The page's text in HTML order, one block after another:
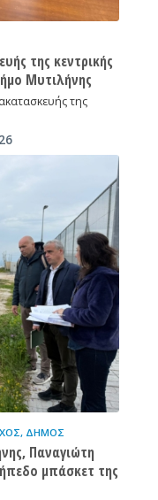
της κεντρικής
Μυτιλήνης
της
, ΔΉΜΟΣ
Παναγιώτη
μπάσκετ της